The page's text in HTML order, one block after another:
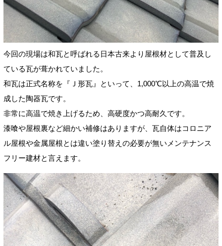
今回の現場は和瓦と呼ばれる日本古来より屋根材として普及し
ている瓦が葺かれていました。
和瓦は正式名称を『Ｊ形瓦』といって、1,000℃以上の高温で焼
成した陶器瓦です。
非常に高温で焼き上げるため、高硬度かつ高耐久です。
漆喰や屋根裏など細かい補修はありますが、瓦自体はコロニア
ル屋根や金属屋根とは違い塗り替えの必要が無いメンテナンス
フリー建材と言えます。